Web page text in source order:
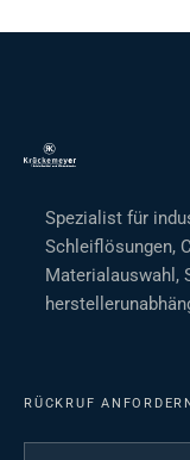
Spezialist für
Schleiflösungen,
Materialauswahl,
RÜCKRUF ANFORDERN